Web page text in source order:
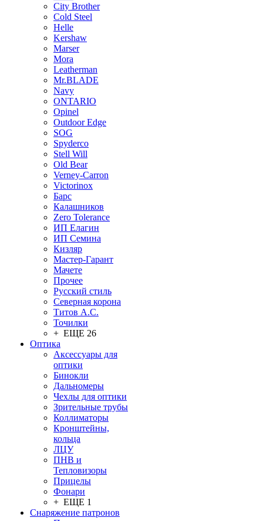
City Brother
Cold Steel
Helle
Kershaw
Marser
Mora
Leatherman
Mr.BLADE
Navy
ONTARIO
Opinel
Outdoor Edge
SOG
Spyderco
Stell Will
Old Bear
Verney-Carron
Victorinox
Барс
Калашников
Zero Tolerance
ИП Елагин
ИП Семина
Кизляр
Мастер-Гарант
Мачете
Прочее
Русский стиль
Северная корона
Титов А.С.
Точилки
+ ЕЩЕ 26
Оптика
Аксессуары для
оптики
Бинокли
Дальномеры
Чехлы для оптики
Зрительные трубы
Коллиматоры
Кронштейны,
кольца
ЛЦУ
ПНВ и
Тепловизоры
Прицелы
Фонари
+ ЕЩЕ 1
Снаряжение патронов